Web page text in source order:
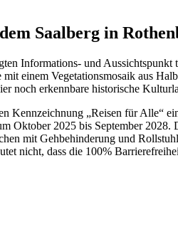
Saalberg in
Informations- und Aussichtspunkt
einem Vegetationsmosaik aus
noch erkennbare historische
Kennzeichnung „Reisen für Alle“
Oktober 2025 bis September
mit Gehbehinderung und
nicht, dass die 100%